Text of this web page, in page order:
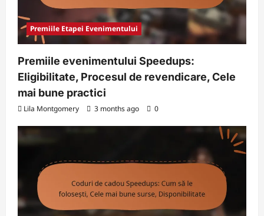
Premiile Etapei Evenimentului
Premiile evenimentului Speedups:
Eligibilitate, Procesul de revendicare, Cele
mai bune practici
Lila Montgomery 3 months ago 0